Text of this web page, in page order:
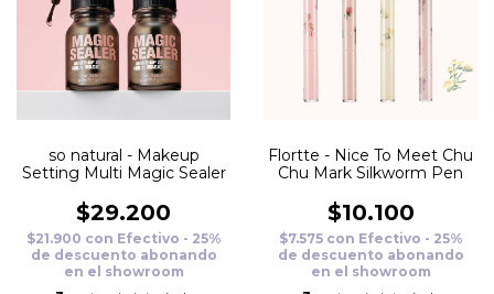
so natural - Makeup
Setting Multi Magic Sealer
$29.200
$21.900 con Efectivo - 25%
de descuento abonando
en el showroom
Flortte - Nice To Meet Chu
Chu Mark Silkworm Pen
$10.100
$7.575 con Efectivo - 25%
de descuento abonando
en el showroom